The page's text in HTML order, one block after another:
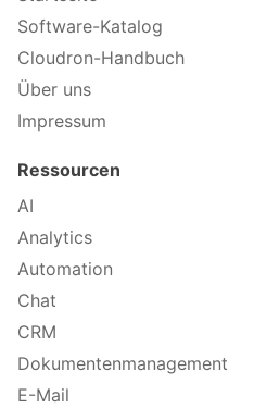
Software-Katalog
Cloudron-Handbuch
Über uns
Impressum
Ressourcen
AI
Analytics
Automation
Chat
CRM
Dokumentenmanagement
E-Mail